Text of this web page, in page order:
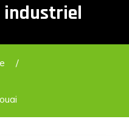
industriel